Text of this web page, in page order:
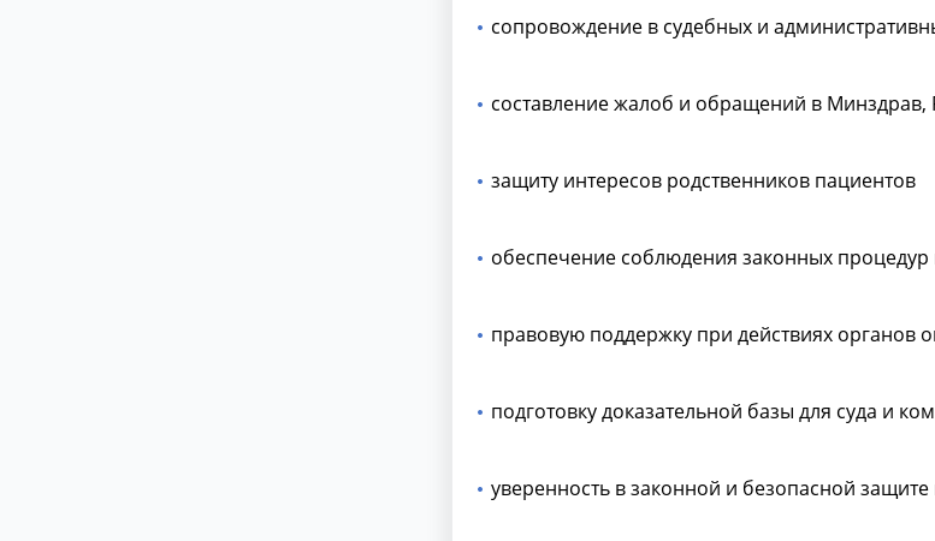
сопровождение в судебных и
составление жалоб и обращений в Минздрав,
защиту интересов родственников пациентов
обеспечение соблюдения законных
правовую поддержку при действиях органов
подготовку доказательной базы для суда и
уверенность в законной и безопасной